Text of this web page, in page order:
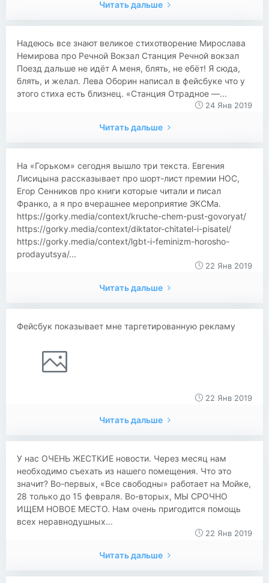
Читать дальше
Надеюсь все знают великое стихотворение Мирослава
Немирова про Речной Вокзал Станция Речной вокзал
Поезд дальше не идёт А меня, блять, не ебёт! Я сюда,
блять, и желал. Лева Оборин написал в фейсбуке что у
этого стиха есть близнец. «Станция Отрадное —...
24 Янв 2019
Читать дальше
На «Горьком» сегодня вышло три текста. Евгения
Лисицына рассказывает про шорт-лист премии НОС,
Егор Сенников про книги которые читали и писал
Франко, а я про вчерашнее мероприятие ЭКСМа.
https://gorky.media/context/kruche-chem-pust-govoryat/
https://gorky.media/context/diktator-chitatel-i-pisatel/
https://gorky.media/context/lgbt-i-feminizm-horosho-
prodayutsya/...
22 Янв 2019
Читать дальше
Фейсбук показывает мне таргетированную рекламу
22 Янв 2019
Читать дальше
У нас ОЧЕНЬ ЖЕСТКИЕ новости. Через месяц нам
необходимо съехать из нашего помещения. Что это
значит? Во-первых, «Все свободны» работает на Мойке,
28 только до 15 февраля. Во-вторых, МЫ СРОЧНО
ИЩЕМ НОВОЕ МЕСТО. Нам очень пригодится помощь
всех неравнодушных...
22 Янв 2019
Читать дальше